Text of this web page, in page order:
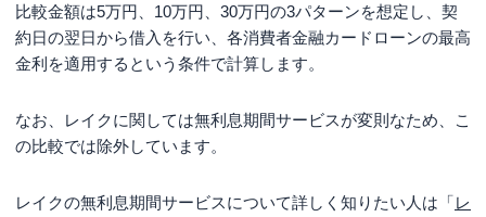
比較金額は5万円、10万円、30万円の3パターンを想定し、契
約日の翌日から借入を行い、各消費者金融カードローンの最高
金利を適用するという条件で計算します。
なお、レイクに関しては無利息期間サービスが変則なため、こ
の比較では除外しています。
レイクの無利息期間サービスについて詳しく知りたい人は「レ